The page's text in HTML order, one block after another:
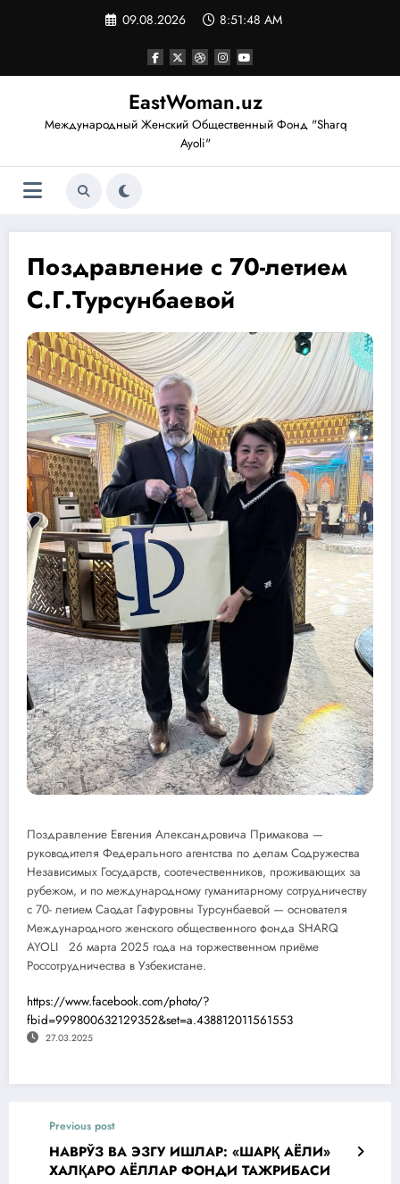
09.08.2026 8:51:48 AM
EastWoman.uz
Международный Женский Общественный Фонд "Sharq
Ayoli"
Поздравление с 70-летием
С.Г.Турсунбаевой
Поздравление Евгения Александровича Примакова —
руководителя Федерального агентства по делам Содружества
Независимых Государств, соотечественников, проживающих за
рубежом, и по международному гуманитарному сотрудничеству
с 70- летием Саодат Гафуровны Турсунбаевой — основателя
Международного женского общественного фонда SHARQ
AYOLI 26 марта 2025 года на торжественном приёме
Россотрудничества в Узбекистане.
https://www.facebook.com/photo/?
fbid=999800632129352&set=a.438812011561553
27.03.2025
Previous post
НАВРЎЗ ВА ЭЗГУ ИШЛАР: «ШАРҚ АЁЛИ»
ХАЛҚАРО АЁЛЛАР ФОНДИ ТАЖРИБАСИ